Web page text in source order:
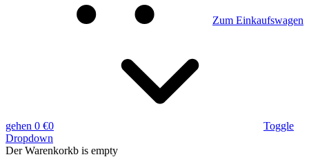
Zum Einkaufswagen
gehen 0 €0
Toggle
Dropdown
Der Warenkorkb is empty